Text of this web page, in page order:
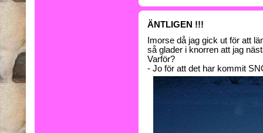
ÄNTLIGEN !!!
Imorse då jag gick ut för att
så glader i knorren att jag
Varför?
- Jo för att det har kommit